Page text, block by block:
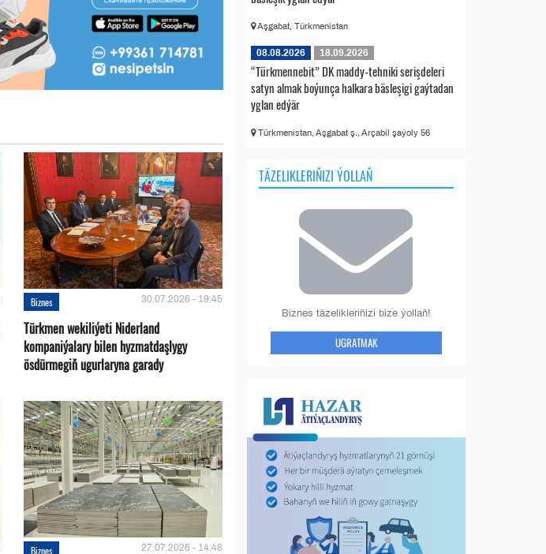
Biznes 30.07.2026 - 19:45
Türkmen wekiliýeti Niderland
kompaniýalary bilen hyzmatdaşlygy
ösdürmegiň ugurlaryna garady
Biznes 27.07.2026 - 14:48
Aşgabat, Türkmenistan
08.08.2026 18.09.2026
“Türkmennebit” DK maddy-tehniki serişdeleri
satyn almak boýunça halkara bäsleşigi gaýtadan
yglan edýär
Türkmenistan, Aşgabat ş., Arçabil şaýoly 56
TÄZELIKLERIŇIZI ÝOLLAŇ
Biznes täzelikleriňizi bize ýollaň!
UGRATMAK